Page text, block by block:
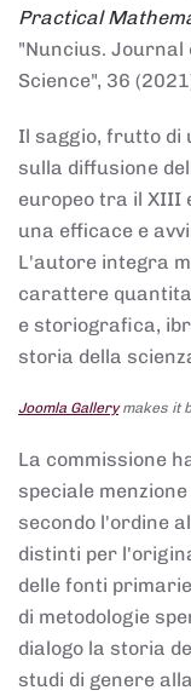
Practical
"Nuncius.
Science", 36
Il saggio, frutto di
sulla diffusione
europeo tra il XIII
una efficace e
L'autore integra
carattere
e storiografica,
storia della
Joomla Gallerymakes it
La commissione
speciale
secondo l'ordine
distinti per
delle fonti
di metodologie
dialogo la storia
studi di genere